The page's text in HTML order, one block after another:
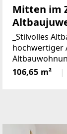
Mitten im
_Stilvolles
hochwertiger
modernen
Sie dieses
106,65 m²